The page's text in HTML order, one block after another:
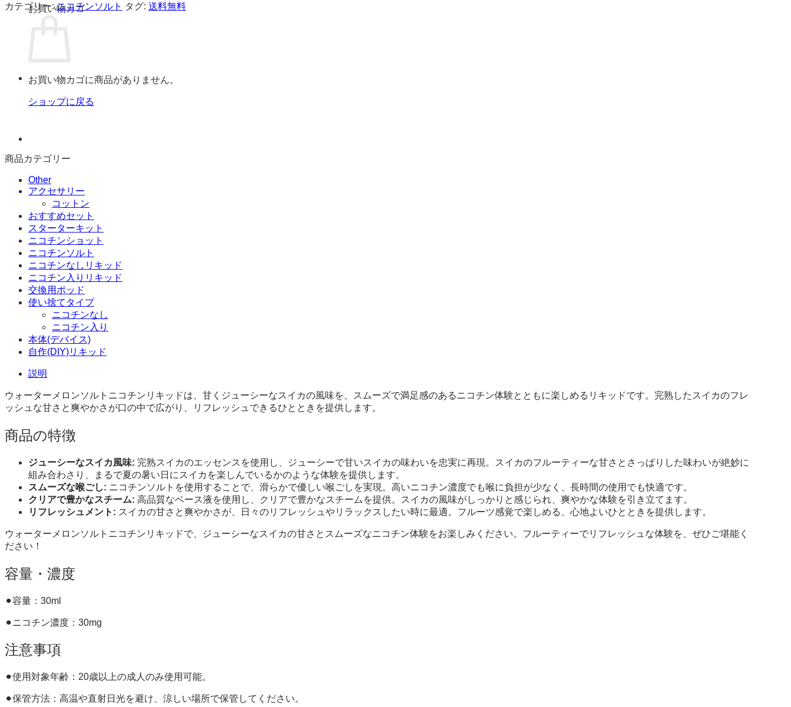
お買い物カゴ
お買い物カゴに商品がありません。
ショップに戻る
カテゴリー:ニコチンソルト タグ: 送料無料
商品カテゴリー
Other
アクセサリー
コットン
おすすめセット
スターターキット
ニコチンショット
ニコチンソルト
ニコチンなしリキッド
ニコチン入りリキッド
交換用ポッド
使い捨てタイプ
ニコチンなし
ニコチン入り
本体(デバイス)
自作(DIY)リキッド
説明
ウォーターメロンソルトニコチンリキッドは、甘くジューシーなスイカの風味を、スムーズで満足感のあるニコチン体験とともに楽しめるリキッドです。完熟したスイカのフレ
ッシュな甘さと爽やかさが口の中で広がり、リフレッシュできるひとときを提供します。
商品の特徴
ジューシーなスイカ風味: 完熟スイカのエッセンスを使用し、ジューシーで甘いスイカの味わいを忠実に再現。スイカのフルーティーな甘さとさっぱりした味わいが絶妙に
組み合わさり、まるで夏の暑い日にスイカを楽しんでいるかのような体験を提供します。
スムーズな喉ごし: ニコチンソルトを使用することで、滑らかで優しい喉ごしを実現。高いニコチン濃度でも喉に負担が少なく、長時間の使用でも快適です。
クリアで豊かなスチーム: 高品質なベース液を使用し、クリアで豊かなスチームを提供。スイカの風味がしっかりと感じられ、爽やかな体験を引き立てます。
リフレッシュメント: スイカの甘さと爽やかさが、日々のリフレッシュやリラックスしたい時に最適。フルーツ感覚で楽しめる、心地よいひとときを提供します。
ウォーターメロンソルトニコチンリキッドで、ジューシーなスイカの甘さとスムーズなニコチン体験をお楽しみください。フルーティーでリフレッシュな体験を、ぜひご堪能く
ださい！
容量・濃度
⚫︎容量：30ml
⚫︎ニコチン濃度：30mg
注意事項
⚫︎使用対象年齢：20歳以上の成人のみ使用可能。
⚫︎保管方法：高温や直射日光を避け、涼しい場所で保管してください。